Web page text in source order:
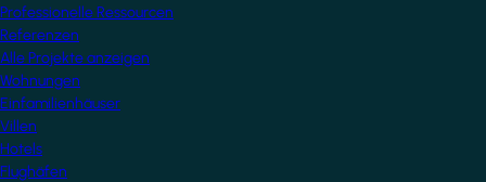
Professionelle Ressourcen
Referenzen
Alle Projekte anzeigen
Wohnungen
Einfamilienhäuser
Villen
Hotels
Flughäfen